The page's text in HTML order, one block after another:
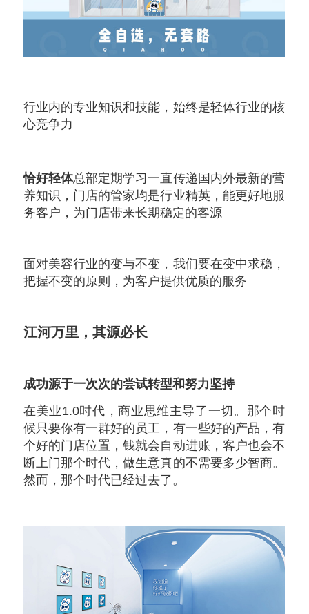
行业内的专业知识和技能，始终是轻体行业的核
心竞争力
恰好轻体总部定期学习一直传递国内外最新的营
养知识，门店的管家均是行业精英，能更好地服
务客户，为门店带来长期稳定的客源
面对美容行业的变与不变，我们要在变中求稳，
把握不变的原则，为客户提供优质的服务
江河万里，其源必长
成功源于一次次的尝试转型和努力坚持
在美业1.0时代，商业思维主导了一切。那个时
候只要你有一群好的员工，有一些好的产品，有
个好的门店位置，钱就会自动进账，客户也会不
断上门那个时代，做生意真的不需要多少智商。
然而，那个时代已经过去了。